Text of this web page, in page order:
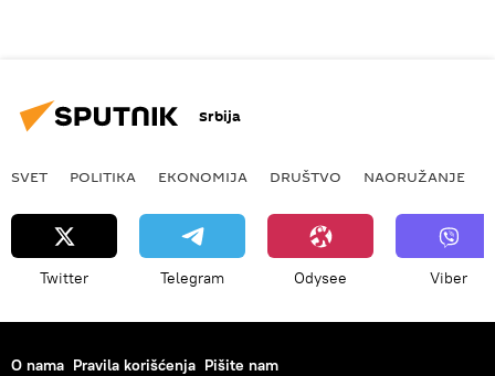
Srbija
SVET POLITIKA EKONOMIJA DRUŠTVO NAORUŽANJE
Twitter Telegram Odysee Viber
O nama Pravila korišćenja Pišite nam